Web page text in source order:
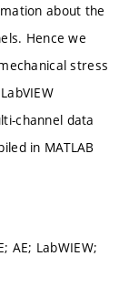
about the
Hence we
stress
channel data
in MATLAB
AE; LabWIEW;